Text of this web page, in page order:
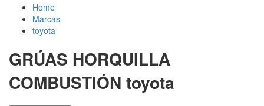
Home
Marcas
toyota
GRÚAS HORQUILLA
COMBUSTIÓN toyota